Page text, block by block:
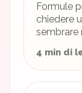
Formule
chiedere
sembrare
4 min di